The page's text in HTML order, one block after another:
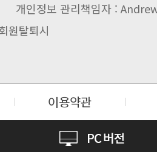
개인정보 관리책임자 :
원탈퇴시
이용약관